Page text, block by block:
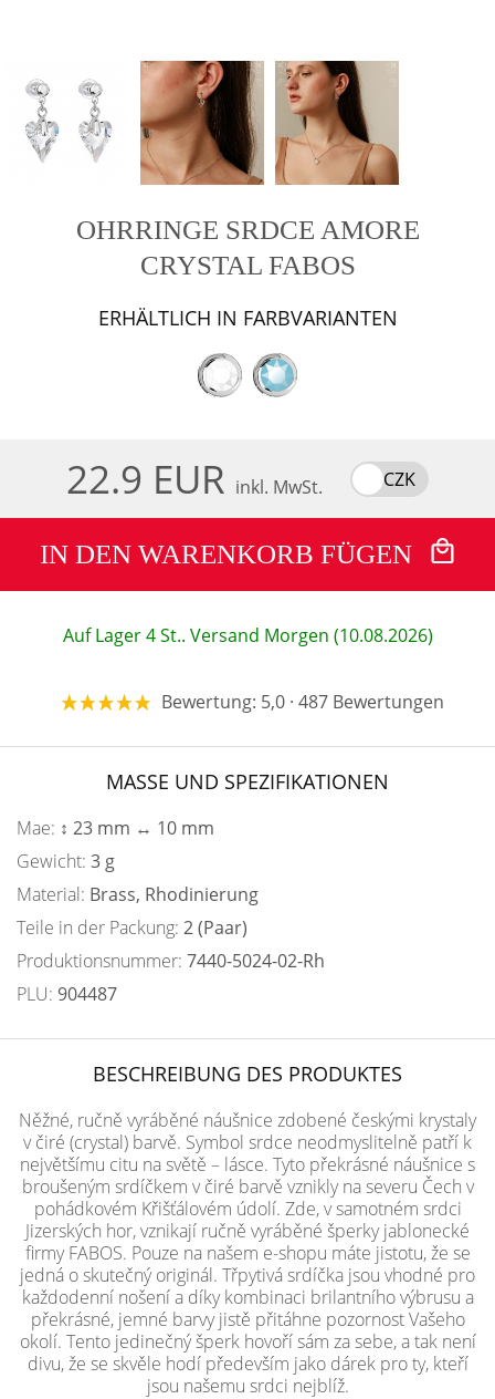
OHRRINGE SRDCE AMORE
CRYSTAL FABOS
ERHÄLTLICH IN FARBVARIANTEN
22.9 EUR inkl. MwSt. CZK
IN DEN WARENKORB FÜGEN
Auf Lager 4 St.. Versand Morgen (10.08.2026)
Bewertung: 5,0 · 487 Bewertungen
MASSE UND SPEZIFIKATIONEN
Mae: ↕ 23 mm ↔ 10 mm
Gewicht: 3 g
Material: Brass, Rhodinierung
Teile in der Packung: 2 (Paar)
Produktionsnummer: 7440-5024-02-Rh
PLU: 904487
BESCHREIBUNG DES PRODUKTES
Něžné, ručně vyráběné náušnice zdobené českými krystaly
v čiré (crystal) barvě. Symbol srdce neodmyslitelně patří k
největšímu citu na světě – lásce. Tyto překrásné náušnice s
broušeným srdíčkem v čiré barvě vznikly na severu Čech v
pohádkovém Křišťálovém údolí. Zde, v samotném srdci
Jizerských hor, vznikají ručně vyráběné šperky jablonecké
firmy FABOS. Pouze na našem e-shopu máte jistotu, že se
jedná o skutečný originál. Třpytivá srdíčka jsou vhodné pro
každodenní nošení a díky kombinaci brilantního výbrusu a
překrásné, jemné barvy jistě přitáhne pozornost Vašeho
okolí. Tento jedinečný šperk hovoří sám za sebe, a tak není
divu, že se skvěle hodí především jako dárek pro ty, kteří
jsou našemu srdci nejblíž.